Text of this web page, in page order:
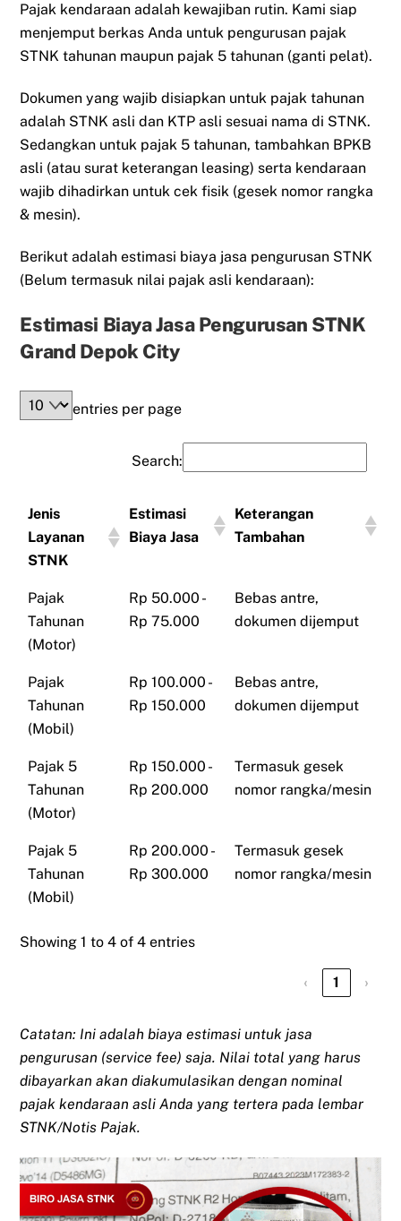
Pajak kendaraan adalah kewajiban rutin. Kami siap
menjemput berkas Anda untuk pengurusan pajak
STNK tahunan maupun pajak 5 tahunan (ganti pelat).
Dokumen yang wajib disiapkan untuk pajak tahunan
adalah STNK asli dan KTP asli sesuai nama di STNK.
Sedangkan untuk pajak 5 tahunan, tambahkan BPKB
asli (atau surat keterangan leasing) serta kendaraan
wajib dihadirkan untuk cek fisik (gesek nomor rangka
& mesin).
Berikut adalah estimasi biaya jasa pengurusan STNK
(Belum termasuk nilai pajak asli kendaraan):
Estimasi Biaya Jasa Pengurusan STNK
Grand Depok City
entries per page
Search:
Jenis
Layanan
STNK
Estimasi
Biaya Jasa
Keterangan
Tambahan
Pajak
Tahunan
(Motor)
Rp 50.000 -
Rp 75.000
Bebas antre,
dokumen dijemput
Pajak
Tahunan
(Mobil)
Rp 100.000 -
Rp 150.000
Bebas antre,
dokumen dijemput
Pajak 5
Tahunan
(Motor)
Rp 150.000 -
Rp 200.000
Termasuk gesek
nomor rangka/mesin
Pajak 5
Tahunan
(Mobil)
Rp 200.000 -
Rp 300.000
Termasuk gesek
nomor rangka/mesin
Showing 1 to 4 of 4 entries
‹ 1 ›
Catatan: Ini adalah biaya estimasi untuk jasa
pengurusan (service fee) saja. Nilai total yang harus
dibayarkan akan diakumulasikan dengan nominal
pajak kendaraan asli Anda yang tertera pada lembar
STNK/Notis Pajak.